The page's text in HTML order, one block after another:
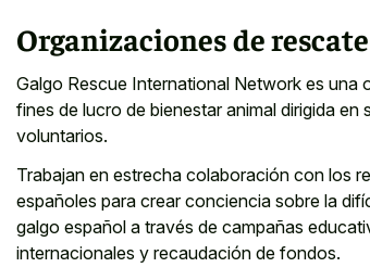
Organizaciones de rescate
Galgo Rescue International Network es una
fines de lucro de bienestar animal dirigida en
voluntarios.
Trabajan en estrecha colaboración con los
españoles para crear conciencia sobre la
galgo español a través de campañas
internacionales y recaudación de fondos.